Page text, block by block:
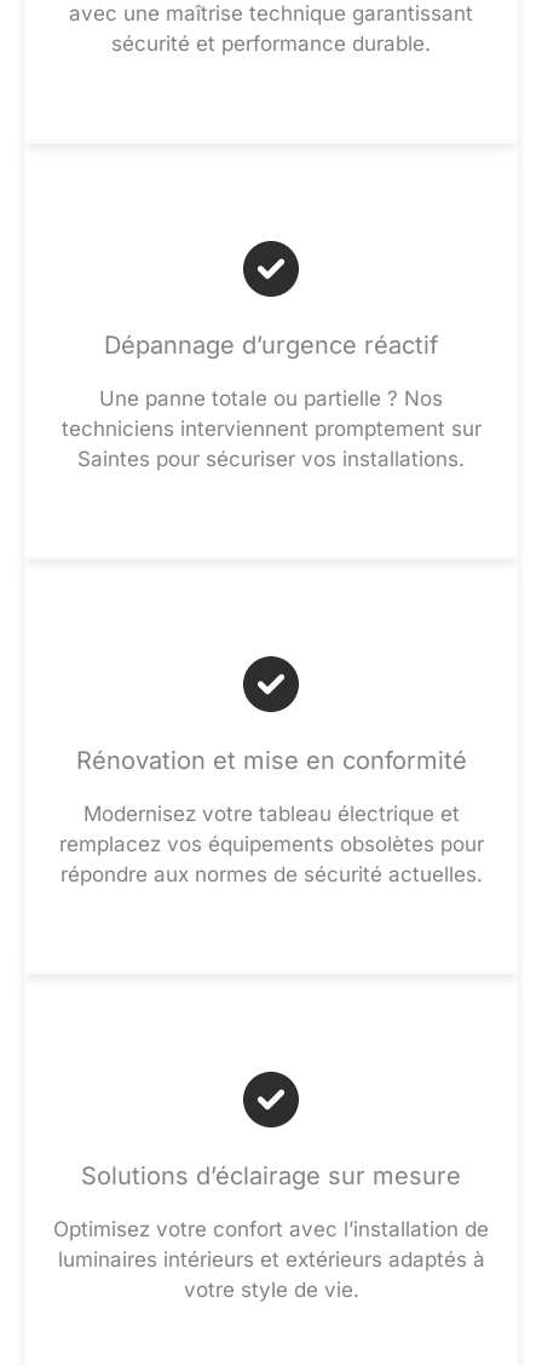
avec une maîtrise technique garantissant
sécurité et performance durable.
Dépannage d’urgence réactif
Une panne totale ou partielle ? Nos
techniciens interviennent promptement sur
Saintes pour sécuriser vos installations.
Rénovation et mise en conformité
Modernisez votre tableau électrique et
remplacez vos équipements obsolètes pour
répondre aux normes de sécurité actuelles.
Solutions d’éclairage sur mesure
Optimisez votre confort avec l’installation de
luminaires intérieurs et extérieurs adaptés à
votre style de vie.